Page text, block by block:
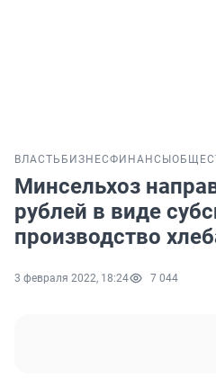
ВЛАСТЬ БИЗНЕСФИНАНСЫ
Минсельхоз
рублей в виде
производство
3 февраля 2022, 18:24 7 044